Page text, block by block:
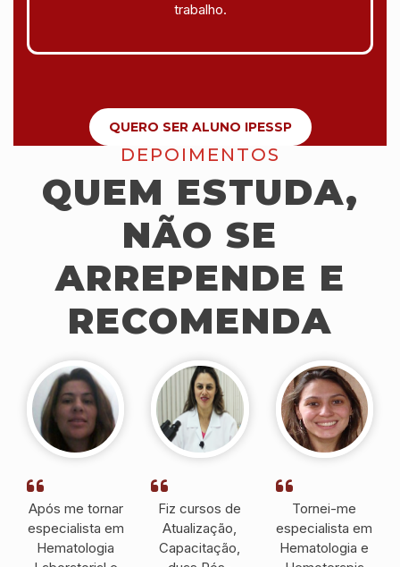
trabalho.
QUERO SER ALUNO IPESSP
DEPOIMENTOS
QUEM ESTUDA,
NÃO SE
ARREPENDE E
RECOMENDA
Após me tornar
especialista em
Hematologia
Fiz cursos de
Atualização,
Capacitação,
Tornei-me
especialista em
Hematologia e